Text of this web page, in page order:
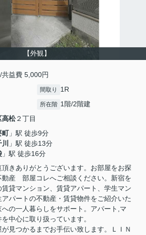
【外観】
益費 5,000円
間取り 1R
所在階 1階/2階建
高松２丁目
町」駅 徒歩9分
」駅 徒歩13分
」駅 徒歩16分
頂きありがとうございます。お部屋をお探
動産 部屋コレへご相談ください。新宿を
貸マンション、賃貸アパート、学生マン
パートの不動産・賃貸物件をご紹介いた
への一人暮らしをサポート。アパート,マ
中心に取り扱っています。
見つかるまでお手伝い致します。ＬＩＮ